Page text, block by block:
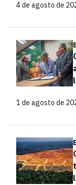
4 de agosto de
1 de agosto de